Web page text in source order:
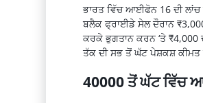
ਭਾਰਤ ਵਿੱਚਆਈਫੋਨ16 ਦੀਲਾਂਚ
ਬਲੈਕ ਫ੍ਰਾਈਡੇ ਸੇਲ ਦੌਰਾਨ ₹
ਕਰਕੇਭੁਗਤਾਨਕਰਨ ‘ਤੇ ₹4,000
ਤੱਕ ਦੀ ਸਭ ਤੋਂ ਘੱਟਪੇਸ਼ਕਸ਼ਕੀਮਤ
40000ਤੋਂ ਘੱਟ ਵਿੱਚ